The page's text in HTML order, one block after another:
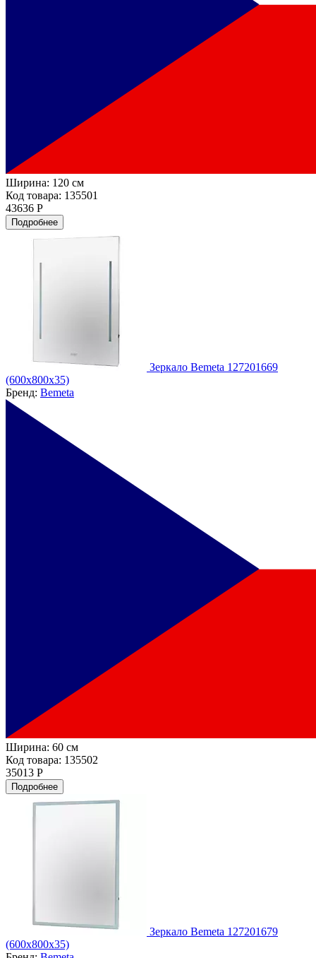
Ширина: 120 см
Код товара: 135501
43636 Р
Подробнее
Зеркало Bemeta 127201669
(600x800x35)
Бренд: Bemeta
Ширина: 60 см
Код товара: 135502
35013 Р
Подробнее
Зеркало Bemeta 127201679
(600x800x35)